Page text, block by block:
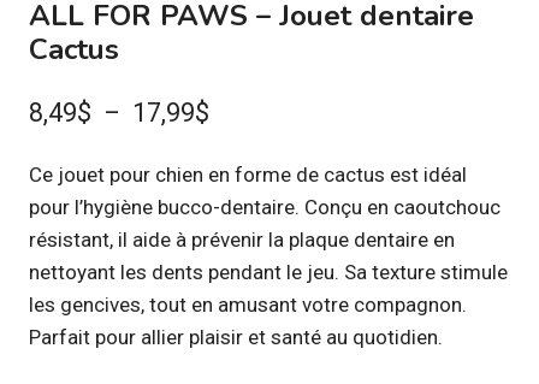
ALL FOR PAWS – Jouet dentaire
Cactus
8,49$ – 17,99$
prix :
8,49$
à
17,99$
Ce jouet pour chien en forme de cactus est idéal
pour l’hygiène bucco-dentaire. Conçu en caoutchouc
résistant, il aide à prévenir la plaque dentaire en
nettoyant les dents pendant le jeu. Sa texture stimule
les gencives, tout en amusant votre compagnon.
Parfait pour allier plaisir et santé au quotidien.